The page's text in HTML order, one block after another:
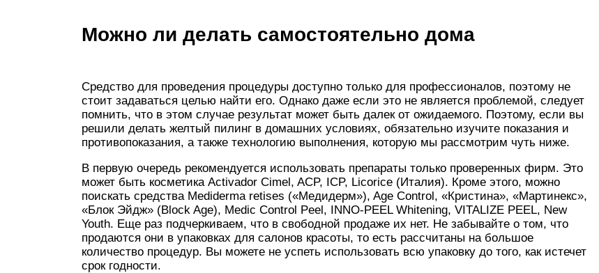
Можно ли делать самостоятельно дома
Средство для проведения процедуры доступно только для профессионалов, поэтому не
стоит задаваться целью найти его. Однако даже если это не является проблемой, следует
помнить, что в этом случае результат может быть далек от ожидаемого. Поэтому, если вы
решили делать желтый пилинг в домашних условиях, обязательно изучите показания и
противопоказания, а также технологию выполнения, которую мы рассмотрим чуть ниже.
В первую очередь рекомендуется использовать препараты только проверенных фирм. Это
может быть косметика Activador Cimel, ACP, ICP, Licorice (Италия). Кроме этого, можно
поискать средства Mediderma retises («Медидерм»), Age Control, «Кристина», «Мартинекс»,
«Блок Эйдж» (Block Age), Medic Control Peel, INNO-PEEL Whitening, VITALIZE PEEL, New
Youth. Еще раз подчеркиваем, что в свободной продаже их нет. Не забывайте о том, что
продаются они в упаковках для салонов красоты, то есть рассчитаны на большое
количество процедур. Вы можете не успеть использовать всю упаковку до того, как истечет
срок годности.